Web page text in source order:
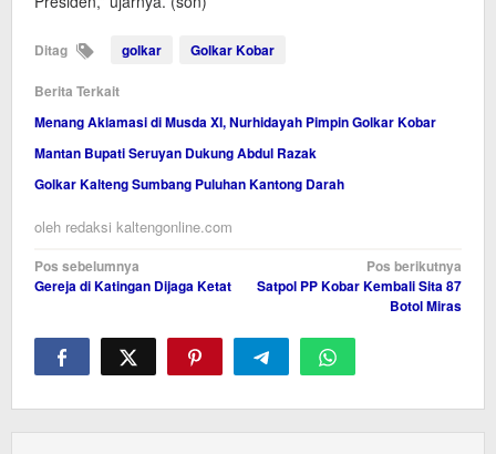
Ditag golkar Golkar Kobar
Berita Terkait
Menang Aklamasi di Musda XI, Nurhidayah Pimpin Golkar Kobar
Mantan Bupati Seruyan Dukung Abdul Razak
Golkar Kalteng Sumbang Puluhan Kantong Darah
oleh redaksi kaltengonline.com
Navigasi
pos
Pos sebelumnya
Gereja di Katingan Dijaga Ketat
Pos berikutnya
Satpol PP Kobar Kembali Sita 87
Botol Miras